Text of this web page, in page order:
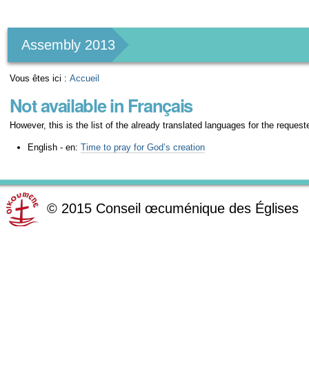
personnels
Assembly 2013
Vous êtes ici : Accueil
Not available in Français
However, this is the list of the already translated languages for the
English - en: Time to pray for God’s creation
© 2015 Conseil œcuménique des Églises